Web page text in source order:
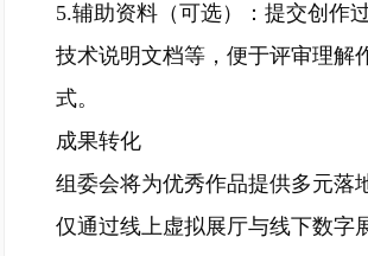
5.辅助资料（可选）：提交创作
技术说明文档等，便于评审理解
式。
成果转化
组委会将为优秀作品提供多元落
仅通过线上虚拟展厅与线下数字